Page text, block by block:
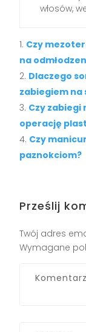
włosów,
Czy
na
Dlaczego
zabiegiem na
Czy
operację
Czy
paznokciom?
Prześlij
Twój adres
Wymagane